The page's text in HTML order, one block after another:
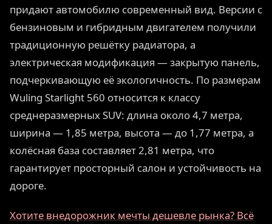
придают автомобилю современный вид. Версии с
бензиновым и гибридным двигателем получили
традиционную решётку радиатора, а
электрическая модификация — закрытую панель,
подчеркивающую её экологичность. По размерам
Wuling Starlight 560 относится к классу
среднеразмерных SUV: длина около 4,7 метра,
ширина — 1,85 метра, высота — до 1,77 метра, а
колёсная база составляет 2,81 метра, что
гарантирует просторный салон и устойчивость на
дороге.
Хотите внедорожник мечты дешевле рынка? Всё